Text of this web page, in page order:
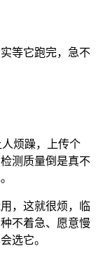
等它跑完，急不
烦躁，上传个
测质量倒是真不
，这就很烦，临
不着急、愿意慢
选它。